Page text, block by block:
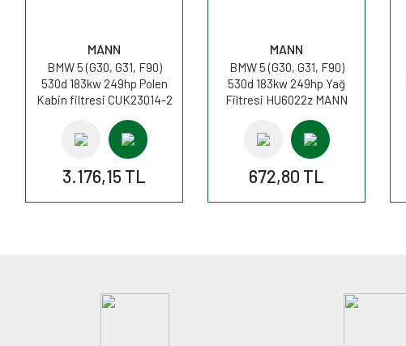
MANN
BMW 5 (G30, G31, F90)
530d 183kw 249hp Polen
Kabin filtresi CUK23014-2
3.176,15 TL
MANN
BMW 5 (G30, G31, F90)
530d 183kw 249hp Yağ
Filtresi HU6022z MANN
672,80 TL